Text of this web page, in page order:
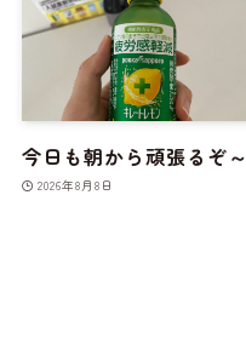
今日も朝から頑張るぞ～
2026年8月8日